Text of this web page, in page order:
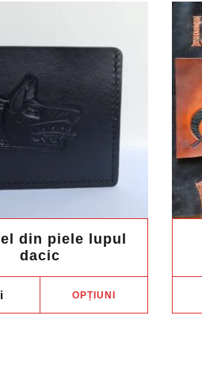
din piele lupul
dacic
OPȚIUNI